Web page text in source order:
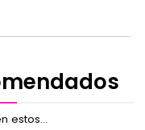
estos...